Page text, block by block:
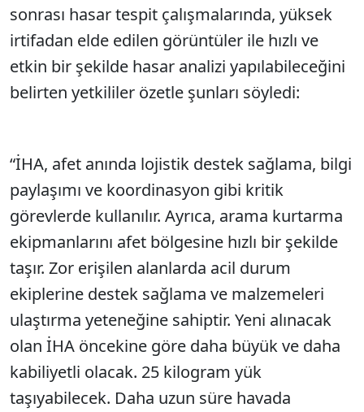
sonrası hasar tespit çalışmalarında, yüksek
irtifadan elde edilen görüntüler ile hızlı ve
etkin bir şekilde hasar analizi yapılabileceğini
belirten yetkililer özetle şunları söyledi:
“İHA, afet anında lojistik destek sağlama, bilgi
paylaşımı ve koordinasyon gibi kritik
görevlerde kullanılır. Ayrıca, arama kurtarma
ekipmanlarını afet bölgesine hızlı bir şekilde
taşır. Zor erişilen alanlarda acil durum
ekiplerine destek sağlama ve malzemeleri
ulaştırma yeteneğine sahiptir. Yeni alınacak
olan İHA öncekine göre daha büyük ve daha
kabiliyetli olacak. 25 kilogram yük
taşıyabilecek. Daha uzun süre havada